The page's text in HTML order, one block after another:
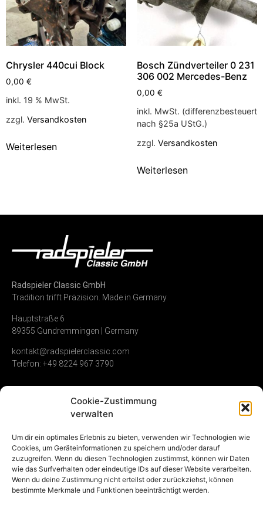
Cookie-Zustimmung
verwalten
Um dir ein optimales Erlebnis zu bieten, verwenden wir Technologien wie
Cookies, um Geräteinformationen zu speichern und/oder darauf
zuzugreifen. Wenn du diesen Technologien zustimmst, können wir Daten
wie das Surfverhalten oder eindeutige IDs auf dieser Website verarbeiten.
Wenn du deine Zustimmung nicht erteilst oder zurückziehst, können
bestimmte Merkmale und Funktionen beeinträchtigt werden.
Chrysler 440cui Block
0,00 €
inkl. 19 % MwSt.
zzgl. Versandkosten
Weiterlesen
Bosch Zündverteiler 0 231
306 002 Mercedes-Benz
0,00 €
inkl. MwSt. (differenzbesteuert
nach §25a UStG.)
zzgl. Versandkosten
Weiterlesen
Radspieler Classic GmbH
Tradition trifft Präzision. Made in Germany.
Hauptstraße 6
89355 Gundremmingen | Germany
kontakt@radspielerclassic.com
Telefon: +49 8224 967 3790
Zündverteiler
Service & Reparatur
Vollumfängliche
Instandsetzung
Gebrauchte
Zündverteiler
Shop
Allgemeine
Geschäftsbedingungen
Widerrufsrecht
Datenschutz
Impressum
Kontakt
Umwelt &
Nachhaltigkeit
Karriere